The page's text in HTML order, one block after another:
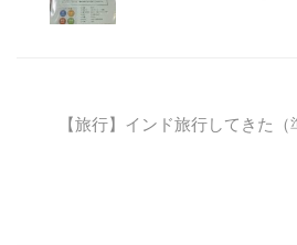
【旅行】インド旅行してきた（